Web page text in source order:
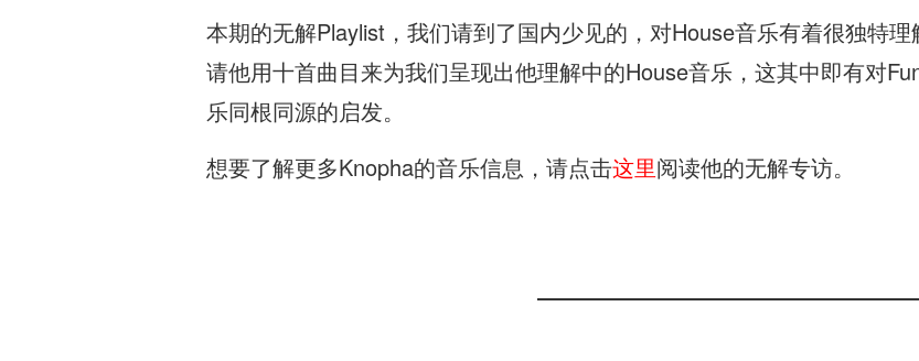
本期的无解Playlist，我们请到了国内少见的，对House音乐有着很独特
请他用十首曲目来为我们呈现出他理解中的House音乐，这其中即有对
乐同根同源的启发。
想要了解更多Knopha的音乐信息，请点击这里阅读他的无解专访。